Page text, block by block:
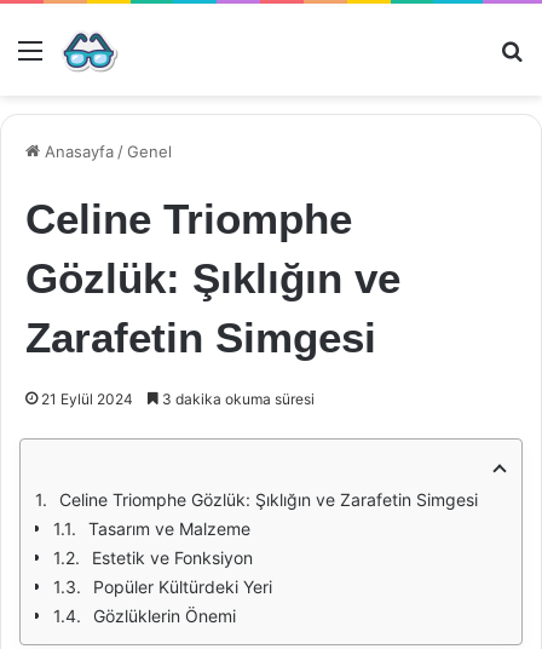
Menü
Anasayfa /Genel
Celine Triomphe
Gözlük: Şıklığın ve
Zarafetin Simgesi
21 Eylül 2024 3 dakika okuma süresi
Celine Triomphe Gözlük: Şıklığın ve Zarafetin Simgesi
Tasarım ve Malzeme
Estetik ve Fonksiyon
Popüler Kültürdeki Yeri
Gözlüklerin Önemi